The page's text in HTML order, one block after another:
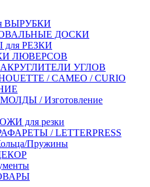
ВЫРУБКИ
ДОСКИ
РЕЗКИ
ЛЮВЕРСОВ
УГЛОВ
/ CAMEO / CURIO
/ Изготовление
для резки
/ LETTERPRESS
Пружины